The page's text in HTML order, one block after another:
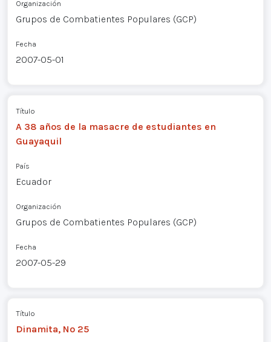
Organización
Grupos de Combatientes Populares (GCP)
Fecha
2007-05-01
Título
A 38 años de la masacre de estudiantes en
Guayaquil
País
Ecuador
Organización
Grupos de Combatientes Populares (GCP)
Fecha
2007-05-29
Título
Dinamita, Nº 25